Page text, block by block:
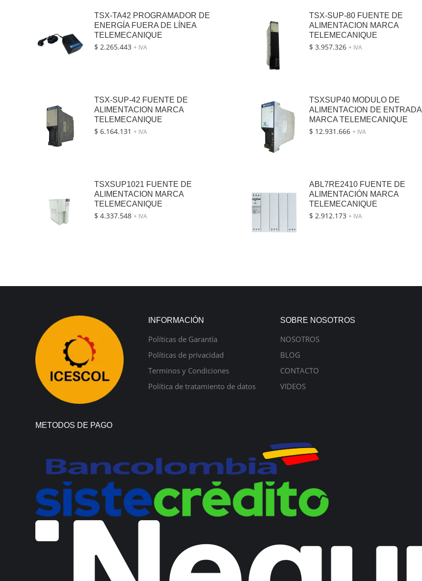
TSX-TA42 PROGRAMADOR DE
ENERGÍA FUERA DE LÍNEA
TELEMECANIQUE
$ 2.265.443 + IVA
TSX-SUP-80 FUENTE DE
ALIMENTACION MARCA
TELEMECANIQUE
$ 3.957.326 + IVA
TSX-SUP-42 FUENTE DE
ALIMENTACION MARCA
TELEMECANIQUE
$ 6.164.131 + IVA
TSXSUP40 MODULO DE
ALIMENTACION DE ENTRADA
MARCA TELEMECANIQUE
$ 12.931.666 + IVA
TSXSUP1021 FUENTE DE
ALIMENTACION MARCA
TELEMECANIQUE
$ 4.337.548 + IVA
ABL7RE2410 FUENTE DE
ALIMENTACIÓN MARCA
TELEMECANIQUE
$ 2.912.173 + IVA
INFORMACIÓN
Políticas de Garantía
Políticas de privacidad
Terminos y Condiciones
Política de tratamiento de datos
SOBRE NOSOTROS
NOSOTROS
BLOG
CONTACTO
VIDEOS
METODOS DE PAGO